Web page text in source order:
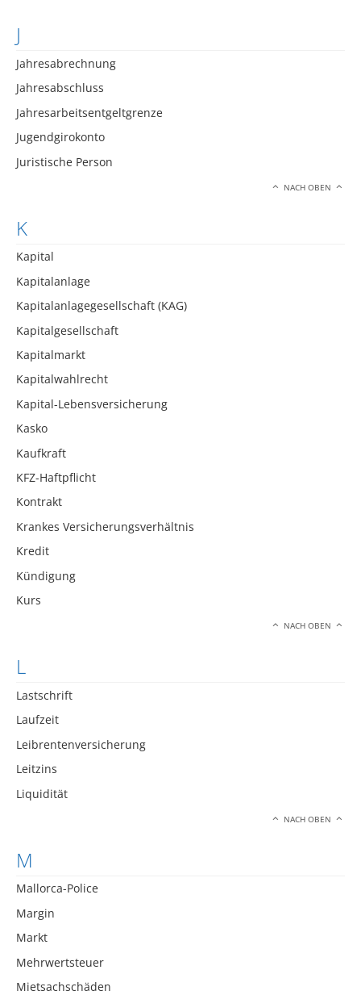
J
Jahresabrechnung
Jahresabschluss
Jahresarbeitsentgeltgrenze
Jugendgirokonto
Juristische Person
NACH OBEN
K
Kapital
Kapitalanlage
Kapitalanlagegesellschaft (KAG)
Kapitalgesellschaft
Kapitalmarkt
Kapitalwahlrecht
Kapital-Lebensversicherung
Kasko
Kaufkraft
KFZ-Haftpflicht
Kontrakt
Krankes Versicherungsverhältnis
Kredit
Kündigung
Kurs
NACH OBEN
L
Lastschrift
Laufzeit
Leibrentenversicherung
Leitzins
Liquidität
NACH OBEN
M
Mallorca-Police
Margin
Markt
Mehrwertsteuer
Mietsachschäden